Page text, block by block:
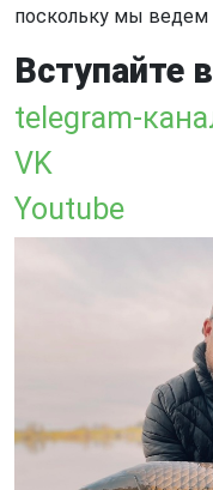
поскольку мы ведем
Вступайте
telegram-
VK
Youtube